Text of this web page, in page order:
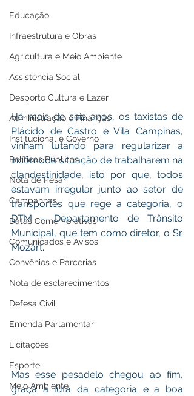
Educação
Infraestrutura e Obras
Agricultura e Meio Ambiente
Assistência Social
Desporto Cultura e Lazer
Administração e Finanças
Institucional e Governo
Políticas Públicas
Nota de Pesar
Campanhas
Datas Comemorativas
Comunicados e Avisos
Convênios e Parcerias
Nota de esclarecimentos
Defesa Civil
Emenda Parlamentar
Licitações
Esporte
Meio Ambiente
Há mais de seis anos, os taxistas de
Plácido de Castro e Vila Campinas,
vinham lutando para regularizar a
incômoda situação de trabalharem na
clandestinidade, isto por que, todos
estavam irregular junto ao setor de
transportes que rege a categoria, o
DTM - Departamento de Trânsito
Municipal, que tem como diretor, o Sr.
Mozart.
Mas esse pesadelo chegou ao fim,
graça a luta da categoria e a boa